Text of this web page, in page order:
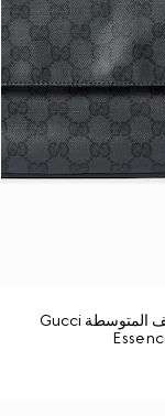
حقيبة الكتف المتوسطة Gucci